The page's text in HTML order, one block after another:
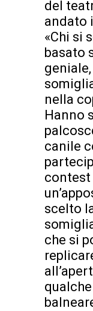
del
andato
«Chi si
basato
nella
Hanno
canile
contest
scelto
che si